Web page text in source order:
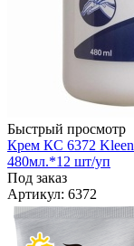
Быстрый просмотр
Крем КС 6372
480мл.*12 шт/уп
Под заказ
Артикул: 6372